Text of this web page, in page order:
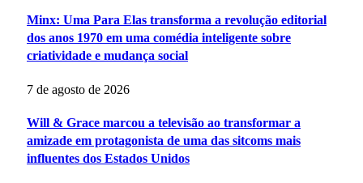
Minx: Uma Para Elas transforma a revolução editorial
dos anos 1970 em uma comédia inteligente sobre
criatividade e mudança social
7 de agosto de 2026
Will & Grace marcou a televisão ao transformar a
amizade em protagonista de uma das sitcoms mais
influentes dos Estados Unidos